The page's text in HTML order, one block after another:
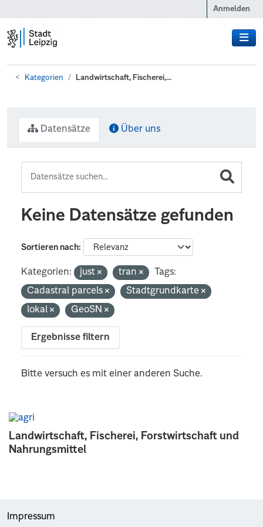
Anmelden
Kategorien Landwirtschaft, Fischerei,...
Landwirtschaft, Fischerei, Forstwirtschaft und
Nahrungsmittel
Datensätze Über uns
Keine Datensätze gefunden
Sortieren nach
Kategorien: just tran
Tags:
Cadastral parcels
Stadtgrundkarte
lokal
GeoSN
Ergebnisse filtern
Bitte versuch es mit einer anderen Suche.
Impressum